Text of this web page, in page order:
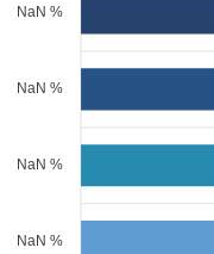
NaN %
NaN %
NaN %
NaN %